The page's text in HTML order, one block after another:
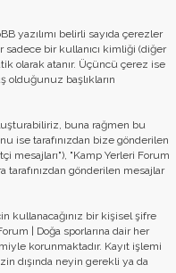
yazılımı belirli sayıda çerezler
sadece bir kullanıcı kimliği (diğer
olarak atanır. Üçüncü çerez ise
olduğunuz başlıkların
buna rağmen bu
ise tarafınızdan bize gönderilen
mesajları"), "Kamp Yerleri Forum
tarafınızdan gönderilen mesajlar
kullanacağınız bir kişisel şifre
| Doğa sporlarına dair her
korunmaktadır. Kayıt işlemi
dışında neyin gerekli ya da